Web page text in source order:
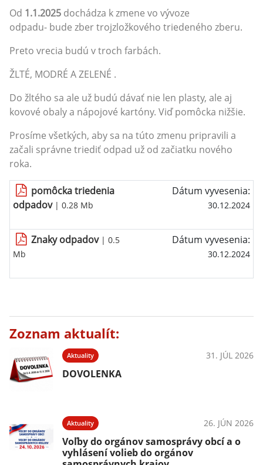
Od 1.1.2025 dochádza k zmene vo vývoze
odpadu- bude zber trojzložkového triedeného zberu.
Preto vrecia budú v troch farbách.
ŽLTÉ, MODRÉ A ZELENÉ .
Do žltého sa ale už budú dávať nie len plasty, ale aj
kovové obaly a nápojové kartóny. Viď pomôcka nižšie.
Prosíme všetkých, aby sa na túto zmenu pripravili a
začali správne triediť odpad už od začiatku nového
roka.
pomôcka triedenia
odpadov| 0.28 Mb
Dátum vyvesenia:
30.12.2024
Znaky odpadov| 0.5
Mb
Dátum vyvesenia:
30.12.2024
Zoznam aktualít:
Aktuality 31. JÚL 2026
DOVOLENKA
Aktuality 26. JÚN 2026
Voľby do orgánov samosprávy obcí a o
vyhlásení volieb do orgánov